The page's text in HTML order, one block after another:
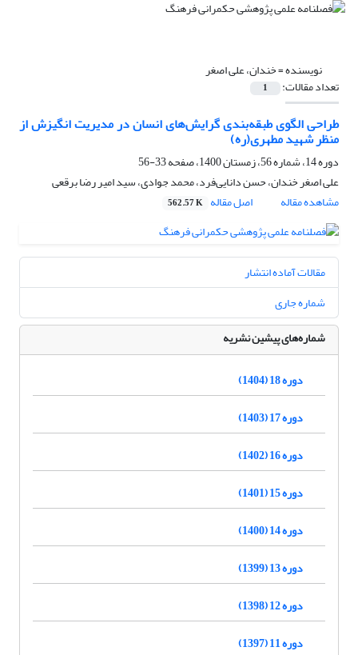
نویسنده =خندان، علی اصغر
تعداد مقالات: 1
طراحی الگوی طبقه‌بندی گرایش‌‌های انسان در مدیریت انگیزش از
منظر شهید مطهری(ره)
دوره 14، شماره 56، زمستان 1400، صفحه
33-56
علی اصغر خندان، حسن دانایی‌فرد، محمد جوادی، سید امیر رضا برقعی
مشاهده مقاله
اصل مقاله 562.57 K
مقالات آماده انتشار
شماره جاری
شماره‌های پیشین نشریه
دوره 18 (1404)
دوره 17 (1403)
دوره 16 (1402)
دوره 15 (1401)
دوره 14 (1400)
دوره 13 (1399)
دوره 12 (1398)
دوره 11 (1397)